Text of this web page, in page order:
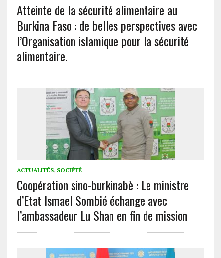
Atteinte de la sécurité alimentaire au
Burkina Faso : de belles perspectives avec
l’Organisation islamique pour la sécurité
alimentaire.
ACTUALITÉS, SOCIÉTÉ
Coopération sino-burkinabè : Le ministre
d’Etat Ismael Sombié échange avec
l’ambassadeur Lu Shan en fin de mission